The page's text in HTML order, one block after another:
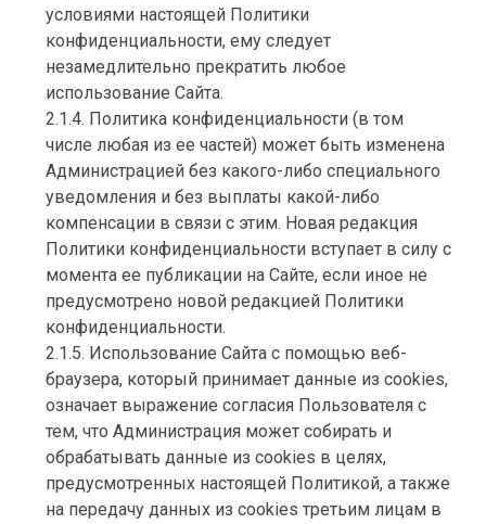
условиями настоящей Политики
конфиденциальности, ему следует
незамедлительно прекратить любое
использование Сайта.
2.1.4. Политика конфиденциальности (в том
числе любая из ее частей) может быть изменена
Администрацией без какого-либо специального
уведомления и без выплаты какой-либо
компенсации в связи с этим. Новая редакция
Политики конфиденциальности вступает в силу с
момента ее публикации на Сайте, если иное не
предусмотрено новой редакцией Политики
конфиденциальности.
2.1.5. Использование Сайта с помощью веб-
браузера, который принимает данные из cookies,
означает выражение согласия Пользователя с
тем, что Администрация может собирать и
обрабатывать данные из cookies в целях,
предусмотренных настоящей Политикой, а также
на передачу данных из cookies третьим лицам в